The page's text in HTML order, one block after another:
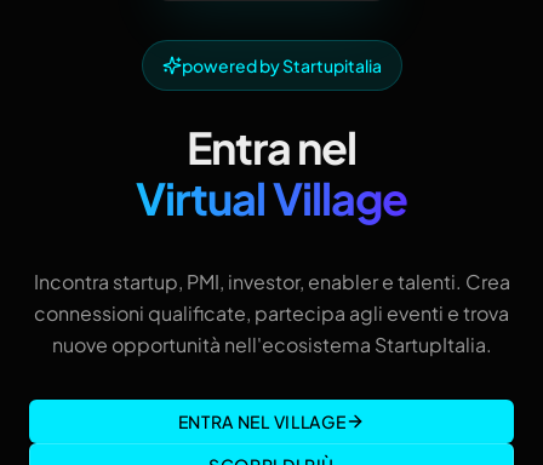
powered by Startupitalia
Entra nel
Virtual Village
Incontra startup, PMI, investor, enabler e talenti. Crea
connessioni qualificate, partecipa agli eventi e trova
nuove opportunità nell'ecosistema StartupItalia.
ENTRA NEL VILLAGE